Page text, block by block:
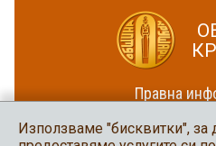
Правна
Карта на
Използваме "бисквитки", за